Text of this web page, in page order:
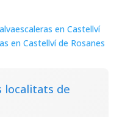
en Castellví
en Castellví de Rosanes
de